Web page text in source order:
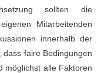
sollten die
Mitarbeitenden
innerhalb der
faire Bedingungen
möglichst alle Faktoren